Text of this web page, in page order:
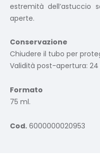
estremità dell’astuccio
aperte.
Conservazione
Chiudere il tubo per
Validità post-apertura: 24
Formato
75 ml.
Cod. 6000000020953